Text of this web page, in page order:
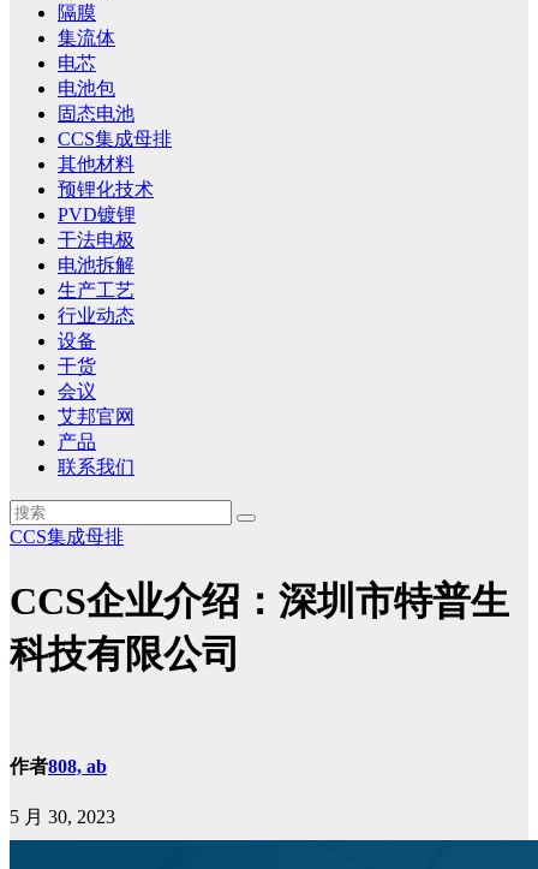
隔膜
集流体
电芯
电池包
固态电池
CCS集成母排
其他材料
预锂化技术
PVD镀锂
干法电极
电池拆解
生产工艺
行业动态
设备
干货
会议
艾邦官网
产品
联系我们
CCS集成母排
CCS企业介绍：深圳市特普生
科技有限公司
作者808, ab
5 月 30, 2023